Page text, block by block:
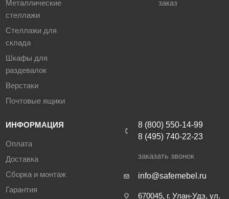
Металлические
стеллажи
Стеллажи для
склада
Шкафы для
раздевалок
Верстаки
Почтовые ящики
заказ
ИНФОРМАЦИЯ
Оплата
Доставка
Сборка и монтаж
Гарантия
8 (800) 550-14-99
8 (495) 740-22-23
заказать звонок
info@safemebel.ru
670045, г. Улан-Удэ, ул.